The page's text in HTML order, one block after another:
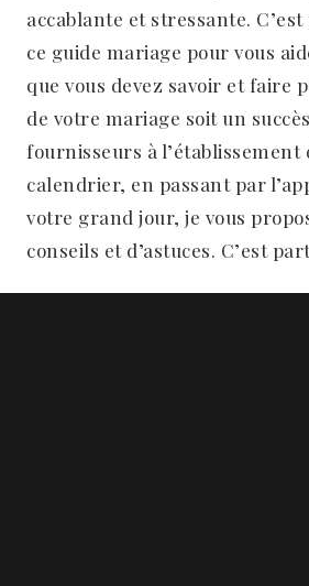
accablante et stressante.
ce guide mariage pour vous
que vous devez savoir et faire
de votre mariage soit un
fournisseurs à l’établissement
calendrier, en passant par
votre grand jour, je vous
conseils et d’astuces. C’est